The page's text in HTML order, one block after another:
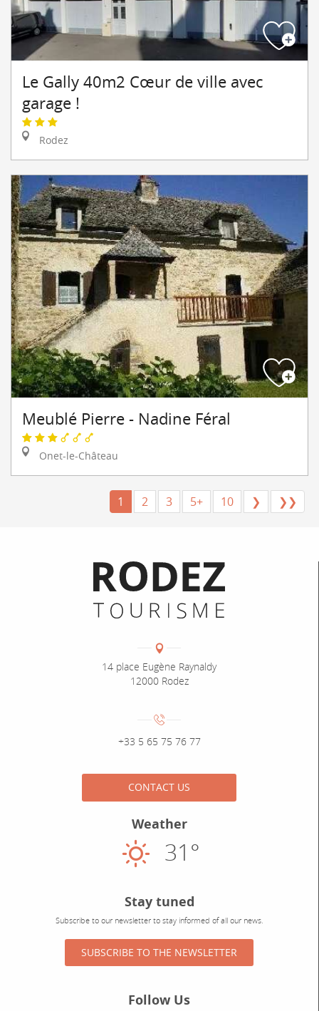
Le Gally 40m2 Cœur de ville avec
garage !
Rodez
Meublé Pierre - Nadine Féral
Onet-le-Château
1 2 3 5+ 10 ❯ ❯❯
Informations pratiques
Coordonnées
Adresse :
14 place Eugène Raynaldy
12000 Rodez
Numéro de téléphone :
+33 5 65 75 76 77
CONTACT US
Weather
Sunny
31°
Stay tuned
Subscribe to our newsletter to stay informed of all our news.
SUBSCRIBE TO THE NEWSLETTER
Follow Us